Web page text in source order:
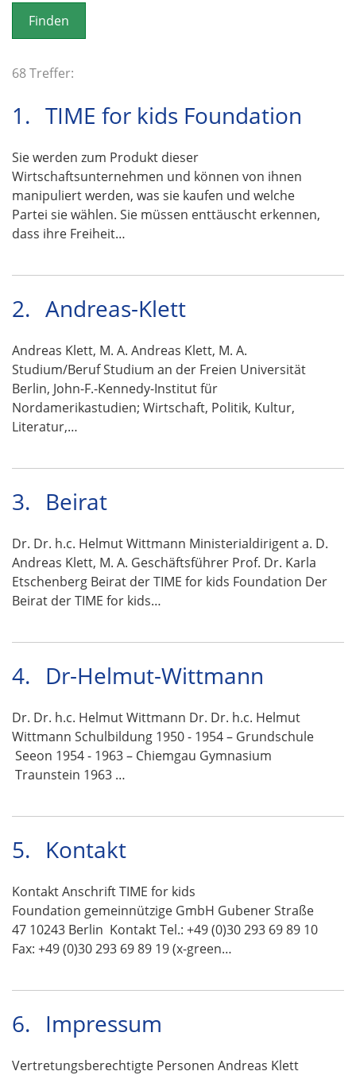
o
n
68 Treffer:
1. TIME for kids Foundation
Sie werden zum Produkt dieser
Wirtschaftsunternehmen und können von ihnen
manipuliert werden, was sie kaufen und welche
Partei sie wählen. Sie müssen enttäuscht erkennen,
dass ihre Freiheit…
2. Andreas-Klett
Andreas Klett, M. A. Andreas Klett, M. A.
Studium/Beruf Studium an der Freien Universität
Berlin, John-F.-Kennedy-Institut für
Nordamerikastudien; Wirtschaft, Politik, Kultur,
Literatur,…
3. Beirat
Dr. Dr. h.c. Helmut Wittmann Ministerialdirigent a. D.
Andreas Klett, M. A. Geschäftsführer Prof. Dr. Karla
Etschenberg Beirat der TIME for kids Foundation Der
Beirat der TIME for kids…
4. Dr-Helmut-Wittmann
Dr. Dr. h.c. Helmut Wittmann Dr. Dr. h.c. Helmut
Wittmann Schulbildung 1950 - 1954 – Grundschule
Seeon 1954 - 1963 – Chiemgau Gymnasium
Traunstein 1963 …
5. Kontakt
Kontakt Anschrift TIME for kids
Foundation gemeinnützige GmbH Gubener Straße
47 10243 Berlin Kontakt Tel.: +49 (0)30 293 69 89 10
Fax: +49 (0)30 293 69 89 19 (x-green…
6. Impressum
Vertretungsberechtigte Personen Andreas Klett